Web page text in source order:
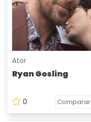
Ator
Ryan Gosling
0 Comparar